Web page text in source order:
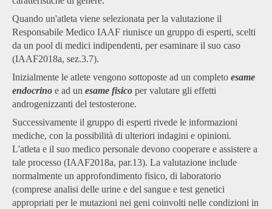
Quando un'atleta viene selezionata per la valutazione il
Responsabile Medico IAAF riunisce un gruppo di esperti, scelti
da un pool di medici indipendenti, per esaminare il suo caso
(IAAF2018a, sez.3.7).
Inizialmente le atlete vengono sottoposte ad un completo esame
endocrino e ad un esame fisico per valutare gli effetti
androgenizzanti del testosterone.
Successivamente il gruppo di esperti rivede le informazioni
mediche, con la possibilità di ulteriori indagini e opinioni.
L'atleta e il suo medico personale devono cooperare e assistere a
tale processo (IAAF2018a, par.13). La valutazione include
normalmente un approfondimento fisico, di laboratorio
(comprese analisi delle urine e del sangue e test genetici
appropriati per le mutazioni nei geni coinvolti nelle condizioni in